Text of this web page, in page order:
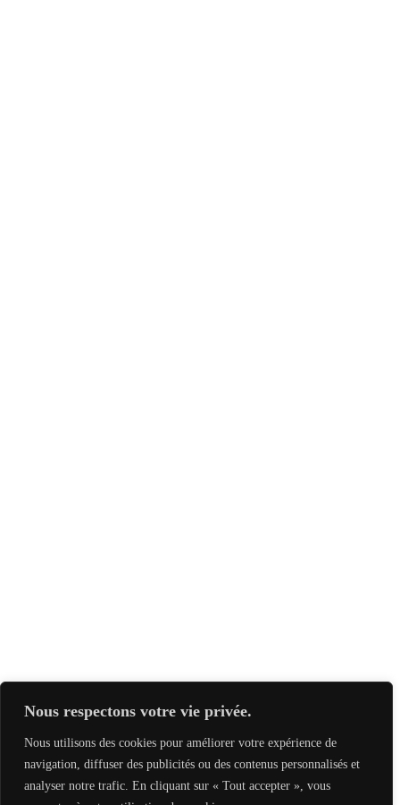
Nous respectons votre vie privée.
Nous utilisons des cookies pour améliorer votre expérience de
navigation, diffuser des publicités ou des contenus personnalisés et
analyser notre trafic. En cliquant sur « Tout accepter », vous